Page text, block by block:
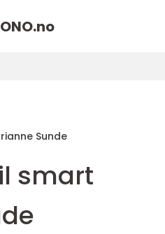
no
Sunde
smart